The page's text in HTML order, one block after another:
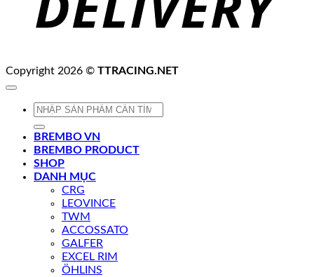
Copyright 2026 © TTRACING.NET
Tìm
BREMBO VN
BREMBO PRODUCT
SHOP
DANH MỤC
CRG
LEOVINCE
TWM
ACCOSSATO
GALFER
EXCEL RIM
ÖHLINS